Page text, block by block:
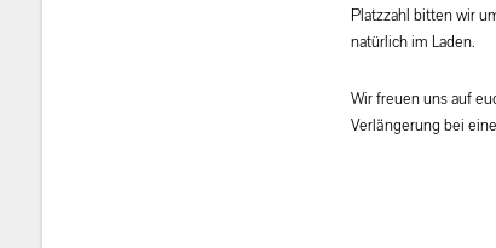
Platzzahl bitten wir
natürlich im Laden.
Wir freuen uns auf
Verlängerung bei